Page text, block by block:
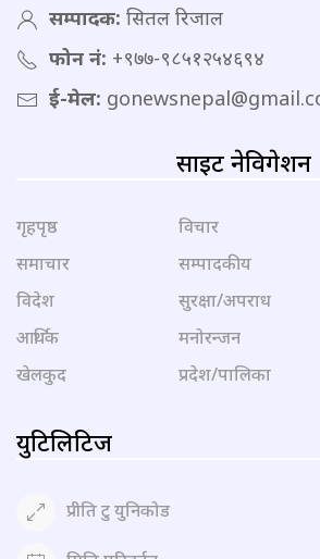
सम्पादक: सितल रिजाल
फोन नं: +९७७-९८५१२५४६९४
ई-मेल:
साइट नेविगेशन
गृहपृष्ठ
समाचार
विदेश
आर्थिक
खेलकुद
विचार
सम्पादकीय
सुरक्षा/अपराध
मनोरन्जन
प्रदेश/पालिका
युटिलिटिज
प्रीति टु युनिकोड